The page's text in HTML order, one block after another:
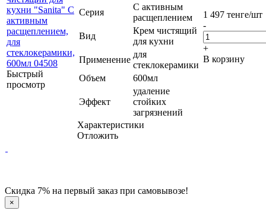
Быстрый
просмотр
Серия
С активным
расщеплением
Вид
Крем чистящий
для кухни
Применение
для
стеклокерамики
Объем
600мл
Эффект
удаление
стойких
загрязнений
Характеристики
Отложить
1 497 тенге/шт
-
+
В корзину
Скидка 7% на первый заказ при самовывозе!
×